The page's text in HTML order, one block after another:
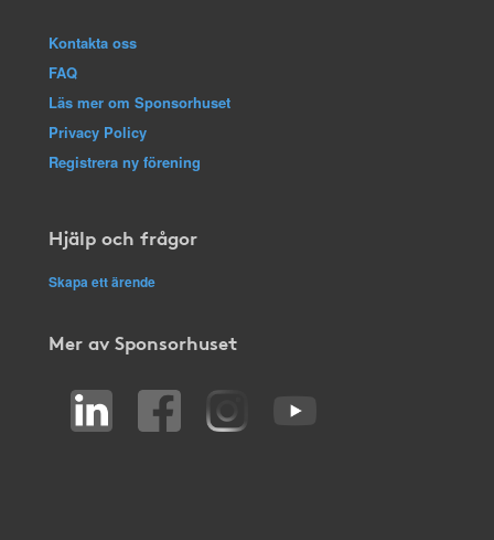
Kontakta oss
FAQ
Läs mer om Sponsorhuset
Privacy Policy
Registrera ny förening
Hjälp och frågor
Skapa ett ärende
Mer av Sponsorhuset